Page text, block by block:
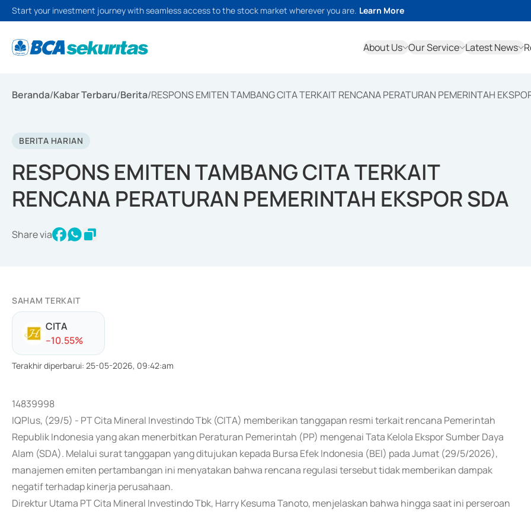
Start your investment journey with seamless access to the stock market wherever you are. Learn More
About Us Our Service Latest News
Beranda/Kabar Terbaru/Berita/RESPONS EMITEN TAMBANG CITA TERKAIT RENCANA PERATURAN PEMERINTAH
BERITA HARIAN
RESPONS EMITEN TAMBANG CITA TERKAIT
RENCANA PERATURAN PEMERINTAH EKSPOR SDA
Share via
SAHAM TERKAIT
CITA
--10.55%
Terakhir diperbarui: 25-05-2026, 09:42:am
14839998
IQPlus, (29/5) - PT Cita Mineral Investindo Tbk (CITA) memberikan tanggapan resmi terkait rencana Pemerintah
Republik Indonesia yang akan menerbitkan Peraturan Pemerintah (PP) mengenai Tata Kelola Ekspor Sumber Daya
Alam (SDA). Melalui surat tanggapan yang ditujukan kepada Bursa Efek Indonesia (BEI) pada Jumat (29/5/2026),
manajemen emiten pertambangan ini menyatakan bahwa rencana regulasi tersebut tidak memberikan dampak
negatif terhadap kinerja perusahaan.
Direktur Utama PT Cita Mineral Investindo Tbk, Harry Kesuma Tanoto, menjelaskan bahwa hingga saat ini perseroan